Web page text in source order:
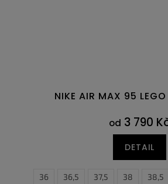
NIKE AIR MAX 95
od 3 790
DETAIL
36 36,5 37,5 38 38,5